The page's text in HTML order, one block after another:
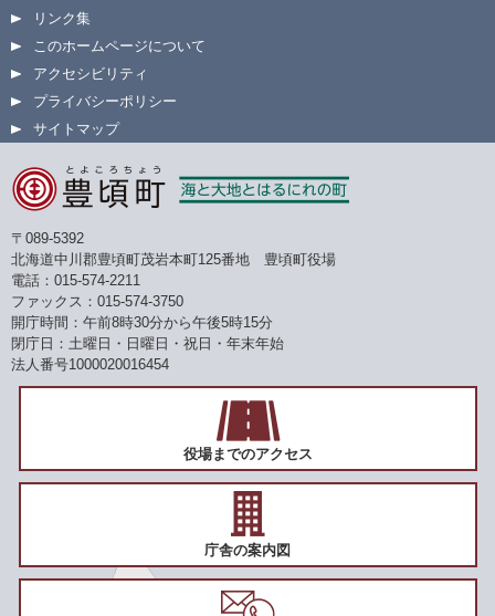
リンク集
このホームページについて
アクセシビリティ
プライバシーポリシー
サイトマップ
〒089-5392
北海道中川郡豊頃町茂岩本町125番地 豊頃町役場
電話：015-574-2211
ファックス：015-574-3750
開庁時間：午前8時30分から午後5時15分
閉庁日：土曜日・日曜日・祝日・年末年始
法人番号1000020016454
役場までのアクセス
庁舎の案内図